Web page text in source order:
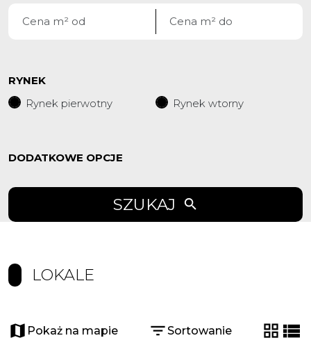
RYNEK
Rynek pierwotny
Rynek wtorny
DODATKOWE OPCJE
SZUKAJ
LOKALE
Pokaż na mapie Sortowanie
tabela